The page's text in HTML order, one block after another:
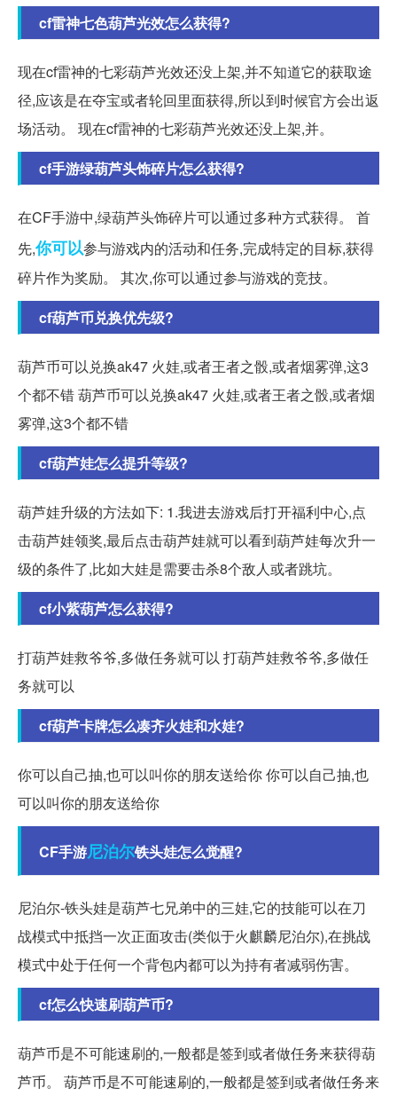
cf雷神七色葫芦光效怎么获得?
现在cf雷神的七彩葫芦光效还没上架,并不知道它的获取途
径,应该是在夺宝或者轮回里面获得,所以到时候官方会出返
场活动。 现在cf雷神的七彩葫芦光效还没上架,并。
cf手游绿葫芦头饰碎片怎么获得?
在CF手游中,绿葫芦头饰碎片可以通过多种方式获得。 首
先,你可以参与游戏内的活动和任务,完成特定的目标,获得
碎片作为奖励。 其次,你可以通过参与游戏的竞技。
cf葫芦币兑换优先级?
葫芦币可以兑换ak47 火娃,或者王者之骰,或者烟雾弹,这3
个都不错 葫芦币可以兑换ak47 火娃,或者王者之骰,或者烟
雾弹,这3个都不错
cf葫芦娃怎么提升等级?
葫芦娃升级的方法如下: 1.我进去游戏后打开福利中心,点
击葫芦娃领奖,最后点击葫芦娃就可以看到葫芦娃每次升一
级的条件了,比如大娃是需要击杀8个敌人或者跳坑。
cf小紫葫芦怎么获得?
打葫芦娃救爷爷,多做任务就可以 打葫芦娃救爷爷,多做任
务就可以
cf葫芦卡牌怎么凑齐火娃和水娃?
你可以自己抽,也可以叫你的朋友送给你 你可以自己抽,也
可以叫你的朋友送给你
CF手游尼泊尔铁头娃怎么觉醒?
尼泊尔-铁头娃是葫芦七兄弟中的三娃,它的技能可以在刀
战模式中抵挡一次正面攻击(类似于火麒麟尼泊尔),在挑战
模式中处于任何一个背包内都可以为持有者减弱伤害。
cf怎么快速刷葫芦币?
葫芦币是不可能速刷的,一般都是签到或者做任务来获得葫
芦币。 葫芦币是不可能速刷的,一般都是签到或者做任务来